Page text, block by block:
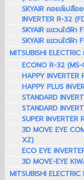
SKYAIR คอยล์เปลื
INVERTER R-32
SKYAIR แขวนใต้ฝ้า
SKYAIR แขวนใต้ฝ้า
MITSUBISHI
ECONO R-32 (MS-
HAPPY
HAPPY PLUS
STANDARD
STANDARD
SUPER INVERTER
3D MOVE EYE
XZ)
ECO EYE
3D MOVE-EYE
MITSUBISHI